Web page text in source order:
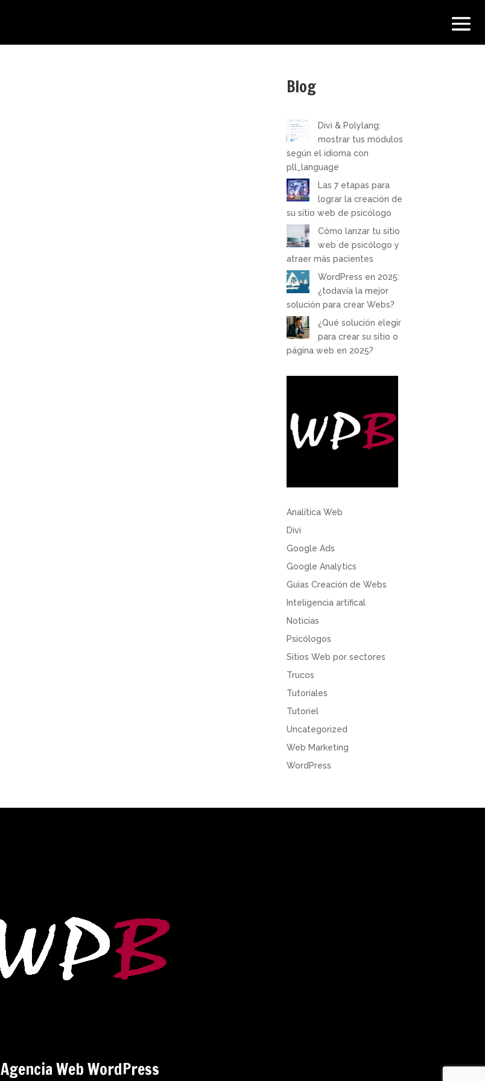
Blog
Divi & Polylang:
mostrar tus módulos
según el idioma con
pll_language
Las 7 etapas para
lograr la creación de
su sitio web de psicólogo
Cómo lanzar tu sitio
web de psicólogo y
atraer más pacientes
WordPress en 2025:
¿todavía la mejor
solución para crear Webs?
¿Qué solución elegir
para crear su sitio o
página web en 2025?
Analítica Web
Divi
Google Ads
Google Analytics
Guías Creación de Webs
Inteligencia artifical
Noticias
Psicólogos
Sitios Web por sectores
Trucos
Tutoriales
Tutoriel
Uncategorized
Web Marketing
WordPress
Agencia Web WordPress